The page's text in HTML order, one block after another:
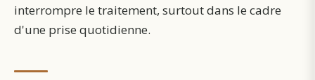
interrompre le traitement, surtout dans le cadre
d'une prise quotidienne.